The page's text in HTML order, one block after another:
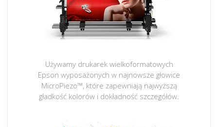
Używamy drukarek wielkoformatowych
Epson wyposażonych w najnowsze głowice
MicroPiezo™, które zapewniają najwyższą
gładkość kolorów i dokładność szczegółów.